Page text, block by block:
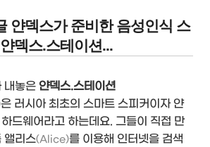
얀덱스가 준비한 음성인식 스
덱스.스테이션...
내놓은 얀덱스.스테이션
은 러시아 최초의 스마트 스피커이자 얀
드웨어라고 하는데요. 그들이 직접 만
앨리스(Alice)를 이용해 인터넷을 검색